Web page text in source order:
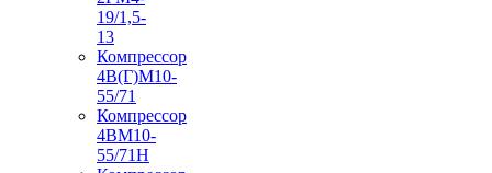
19/1,5-
13
Компрессор
4В(Г)М10-
55/71
Компрессор
4ВМ10-
55/71Н